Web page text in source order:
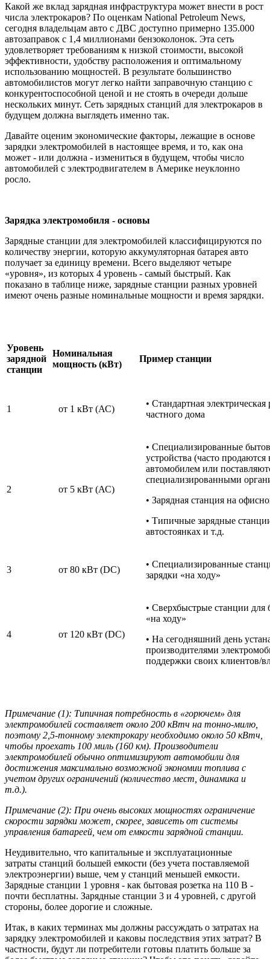
Какой же вклад зарядная инфраструктура может внести в рост
числа электрокаров? По оценкам National Petroleum News,
сегодня владельцам авто с ДВС доступно примерно 135.000
автозаправок с 1,4 миллионами бензоколонок. Эта сеть
удовлетворяет требованиям к низкой стоимости, высокой
эффективности, удобству расположения и оптимальному
использованию мощностей. В результате большинство
автомобилистов могут легко найти заправочную станцию с
конкурентоспособной ценой и не стоять в очереди дольше
нескольких минут. Сеть зарядных станций для электрокаров в
будущем должна выглядеть именно так.
Давайте оценим экономические факторы, лежащие в основе
зарядки электромобилей в настоящее время, и то, как она
может - или должна - измениться в будущем, чтобы число
автомобилей с электродвигателем в Америке неуклонно
росло.
Зарядка электромобиля - основы
Зарядные станции для электромобилей классифицируются по
количеству энергии, которую аккумуляторная батарея авто
получает за единицу времени. Всего выделяют четыре
«уровня», из которых 4 уровень - самый быстрый. Как
показано в таблице ниже, зарядные станции разных уровней
имеют очень разные номинальные мощности и время зарядки.
Уровень
зарядной
станции
Номинальная
мощность (кВт)
Пример станции
1 от 1 кВт (АС)
• Стандартная электрическая
частного дома
2 от 5 кВт (АС)
• Специализированные
устройства (часто продаются
автомобилем или
специализированными
• Зарядная станция на
• Типичные зарядные
автостоянках и т.д.
3 от 80 кВт (DC)
• Специализированные
зарядки «на ходу»
4 от 120 кВт (DC)
• Сверхбыстрые станции для
«на ходу»
• На сегодняшний день
производителями
поддержки своих клиентов/
Примечание (1): Типичная потребность в «горючем» для
электромобилей составляет около 200 кВтч на тонно-милю,
поэтому 2,5-тонному электрокару необходимо около 50 кВтч,
чтобы проехать 100 миль (160 км). Производители
электромобилей обычно оптимизируют автомобили для
достижения максимально возможной экономии топлива с
учетом других ограничений (количество мест, динамика и
т.д.).
Примечание (2): При очень высоких мощностях ограничение
скорости зарядки может, скорее, зависеть от системы
управления батареей, чем от емкости зарядной станции.
Неудивительно, что капитальные и эксплуатационные
затраты станций большей емкости (без учета поставляемой
электроэнергии) выше, чем у станций меньшей емкости.
Зарядные станции 1 уровня - как бытовая розетка на 110 В -
почти бесплатны. Зарядные станции 3 и 4 уровней, с другой
стороны, более дорогие и сложные.
Итак, в каких терминах мы должны рассуждать о затратах на
зарядку электромобилей и каковы последствия этих затрат? В
частности, будут ли потребители готовы платить больше за